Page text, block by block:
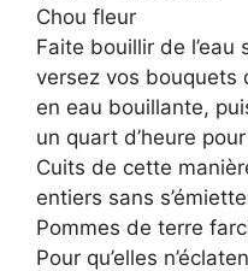
Chou fleur
Faite bouillir de
versez vos bouquets
en eau bouillante,
un quart d’heure
Cuits de cette
entiers sans
Pommes de terre
Pour qu’elles